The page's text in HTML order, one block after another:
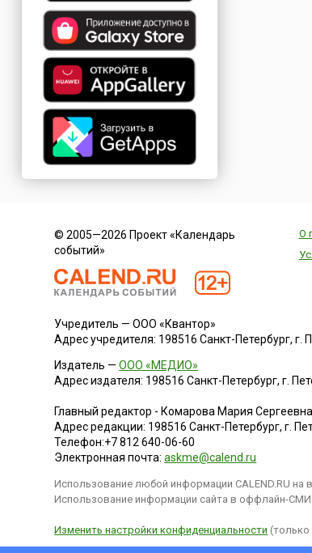
© 2005—2026 Проект «Календарь
событий»
О
Учредитель — ООО «Квантор»
Адрес учредителя: 198516 Санкт-Петербург, г.
Издатель —ООО «МЕДИО»
Адрес издателя: 198516 Санкт-Петербург, г.
Главный редактор - Комарова Мария Сергеевна
Адрес редакции: 198516 Санкт-Петербург, г.
Телефон:+7 812 640-06-60
Электронная почта:askme@calend.ru
Использование любой информации CALEND.RU на
Использование информации сайта в оффлайн-СМИ
Изменить настройки конфиденциальности (только